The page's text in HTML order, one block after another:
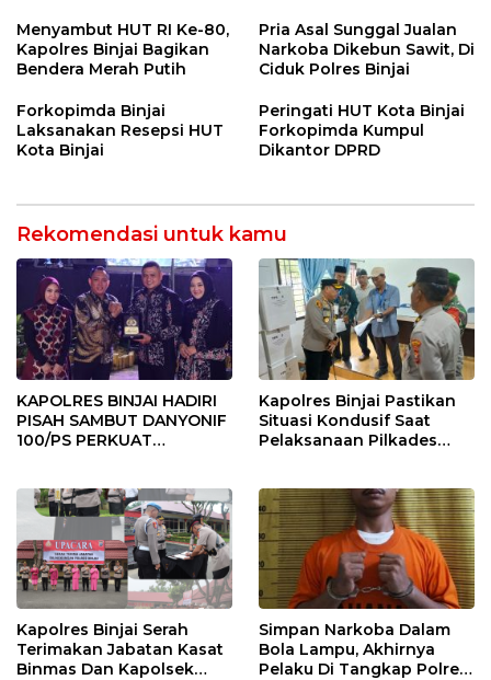
BINJAI
Menyeluruh bagi Pekerja”
Menyambut HUT RI Ke-80,
Kapolres Binjai Bagikan
Bendera Merah Putih
Pria Asal Sunggal Jualan
Narkoba Dikebun Sawit, Di
Ciduk Polres Binjai
Forkopimda Binjai
Laksanakan Resepsi HUT
Kota Binjai
Peringati HUT Kota Binjai
Forkopimda Kumpul
Dikantor DPRD
Rekomendasi untuk kamu
KAPOLRES BINJAI HADIRI
PISAH SAMBUT DANYONIF
100/PS PERKUAT
Kapolres Binjai Pastikan
Situasi Kondusif Saat
Pelaksanaan Pilkades
Kapolres Binjai Serah
Terimakan Jabatan Kasat
Binmas Dan Kapolsek
Simpan Narkoba Dalam
Bola Lampu, Akhirnya
Pelaku Di Tangkap Polres